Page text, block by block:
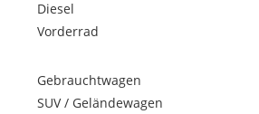
Diesel
Vorderrad
Gebrauchtwagen
SUV / Geländewagen